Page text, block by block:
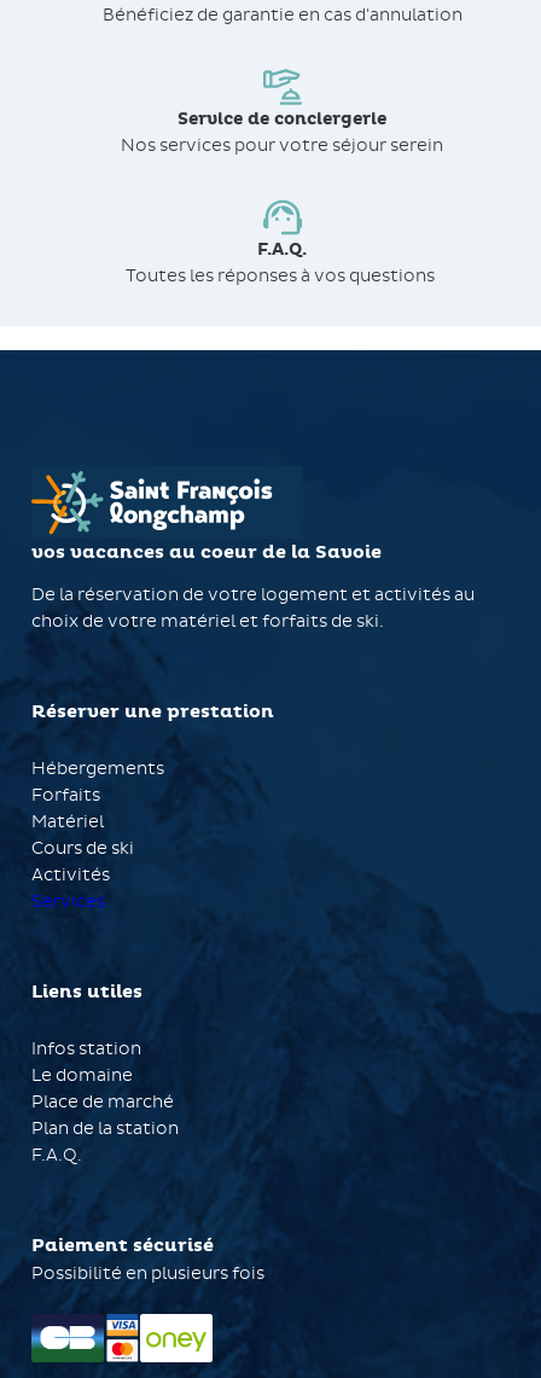
Bénéficiez de garantie en cas d'annulation
Service de conciergerie
Nos services pour votre séjour serein
F.A.Q.
Toutes les réponses à vos questions
vos vacances au coeur de la Savoie
De la réservation de votre logement et activités au
choix de votre matériel et forfaits de ski.
Réserver une prestation
Hébergements
Forfaits
Matériel
Cours de ski
Activités
Services
Liens utiles
Infos station
Le domaine
Place de marché
Plan de la station
F.A.Q.
Paiement sécurisé
Possibilité en plusieurs fois